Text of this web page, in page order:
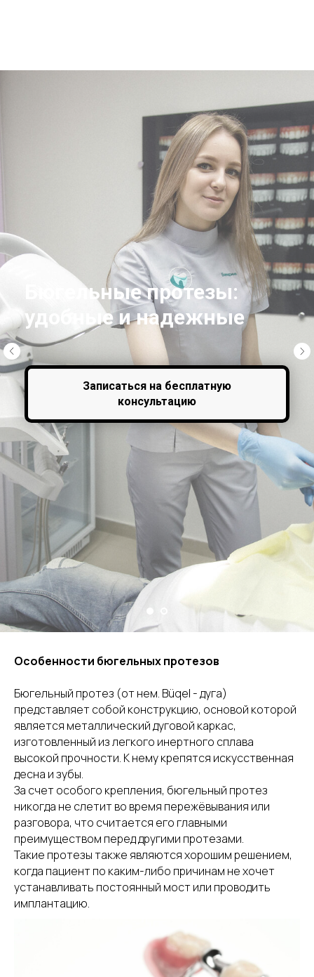
Бюгельные протезы:
удобные и надежные
Записаться на бесплатную
консультацию
Особенности бюгельных протезов
Бюгельный протез (от нем. Büqel - дуга)
представляет собой конструкцию, основой которой
является металлический дуговой каркас,
изготовленный из легкого инертного сплава
высокой прочности. К нему крепятся искусственная
десна и зубы.
За счет особого крепления, бюгельный протез
никогда не слетит во время пережёвывания или
разговора, что считается его главными
преимуществом перед другими протезами.
Такие протезы также являются хорошим решением,
когда пациент по каким-либо причинам не хочет
устанавливать постоянный мост или проводить
имплантацию.